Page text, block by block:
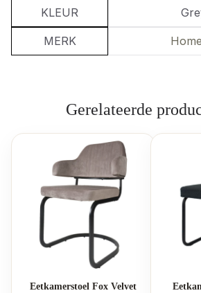
KLEUR
MERK
Gerelateerde
Eetkamerstoel Fox Velvet